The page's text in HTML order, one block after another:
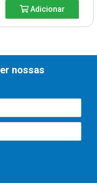
Adicionar
nossas